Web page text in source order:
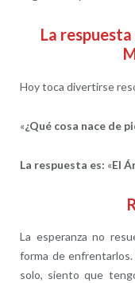
La
Hoy toca divertirse
«¿Qué cosa nace de
La respuesta es: «El
La esperanza no
forma de
solo, siento que